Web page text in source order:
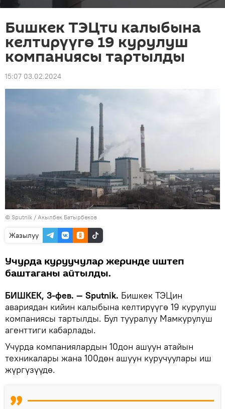
Бишкек ТЭЦти калыбына
келтирүүгө 19 курулуш
компаниясы тартылды
15:07 03.02.2024
© Sputnik / Акылбек Батырбеков
Жазылуу
Учурда куруучулар жеринде иштеп
баштаганы айтылды.
БИШКЕК, 3-фев. — Sputnik. Бишкек ТЭЦин
авариядан кийин калыбына келтирүүгө 19 курулуш
компаниясы тартылды. Бул тууралуу Мамкурулуш
агенттиги кабарлады.
Учурда компаниялардын 10дон ашуун атайын
техникалары жана 100дөн ашуун куручуулары иш
жүргүзүүдө.